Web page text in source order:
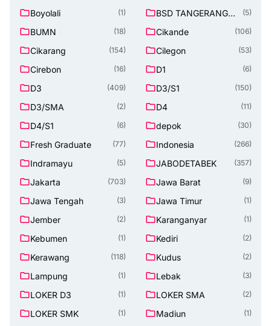
Boyolali (1)
BSD TANGERANG
(5)
BUMN (18) Cikande (106)
Cikarang (154) Cilegon (53)
Cirebon (16) D1 (6)
D3 (409) D3/S1 (150)
D3/SMA (2) D4 (11)
D4/S1 (6) depok (30)
Fresh Graduate (77) Indonesia (266)
Indramayu (5) JABODETABEK (357)
Jakarta (703) Jawa Barat (9)
Jawa Tengah (3) Jawa Timur (1)
Jember (2) Karanganyar (1)
Kebumen (1) Kediri (2)
Kerawang (118) Kudus (2)
Lampung (1) Lebak (3)
LOKER D3 (1) LOKER SMA (2)
LOKER SMK (1) Madiun (1)